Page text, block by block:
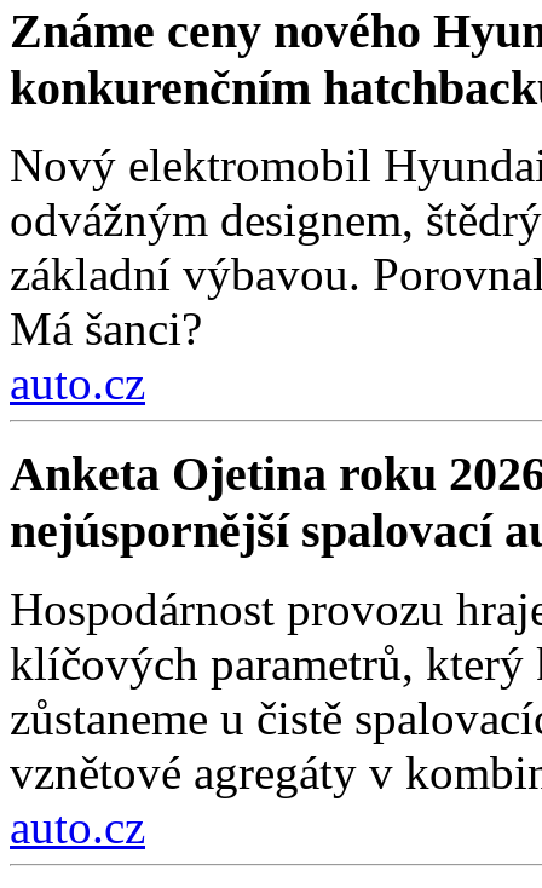
Známe ceny nového
konkurenčním
Nový elektromobil
odvážným designem,
základní výbavou.
Má šanci?
auto.cz
Anketa Ojetina roku
nejúspornější spalovací
Hospodárnost provozu
klíčových parametrů,
zůstaneme u čistě
vznětové agregáty v
auto.cz